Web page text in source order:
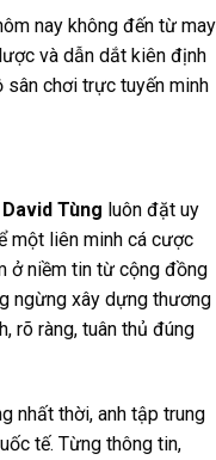
nay không đến từ may
và dẫn dắt kiên định
sân chơi trực tuyến minh
David Tùng luôn đặt uy
một liên minh cá cược
ở niềm tin từ cộng đồng
ngừng xây dựng thương
rõ ràng, tuân thủ đúng
nhất thời, anh tập trung
tế. Từng thông tin,